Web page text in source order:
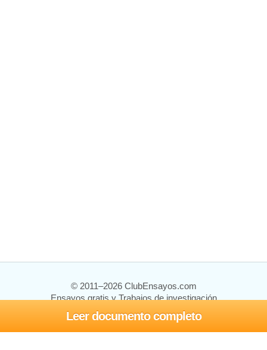
Leer documento completo
© 2011–2026 ClubEnsayos.com
Ensayos gratis y Trabajos de investigación